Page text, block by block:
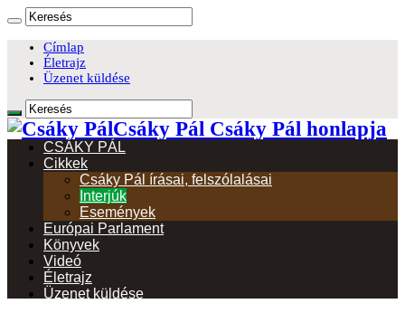
Címlap
Életrajz
Üzenet küldése
Csáky Pál Csáky Pál honlapja
CSÁKY PÁL
Cikkek
Csáky Pál írásai, felszólalásai
Interjúk
Események
Európai Parlament
Könyvek
Videó
Életrajz
Üzenet küldése